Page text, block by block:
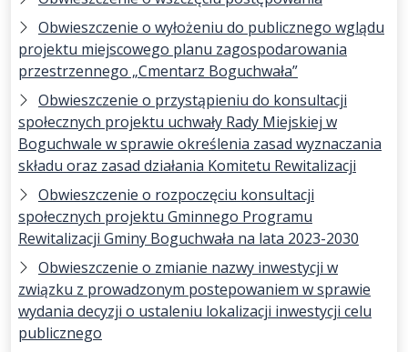
Obwieszczenie o wyłożeniu do publicznego wglądu
projektu miejscowego planu zagospodarowania
przestrzennego „Cmentarz Boguchwała”
Obwieszczenie o przystąpieniu do konsultacji
społecznych projektu uchwały Rady Miejskiej w
Boguchwale w sprawie określenia zasad wyznaczania
składu oraz zasad działania Komitetu Rewitalizacji
Obwieszczenie o rozpoczęciu konsultacji
społecznych projektu Gminnego Programu
Rewitalizacji Gminy Boguchwała na lata 2023-2030
Obwieszczenie o zmianie nazwy inwestycji w
związku z prowadzonym postepowaniem w sprawie
wydania decyzji o ustaleniu lokalizacji inwestycji celu
publicznego